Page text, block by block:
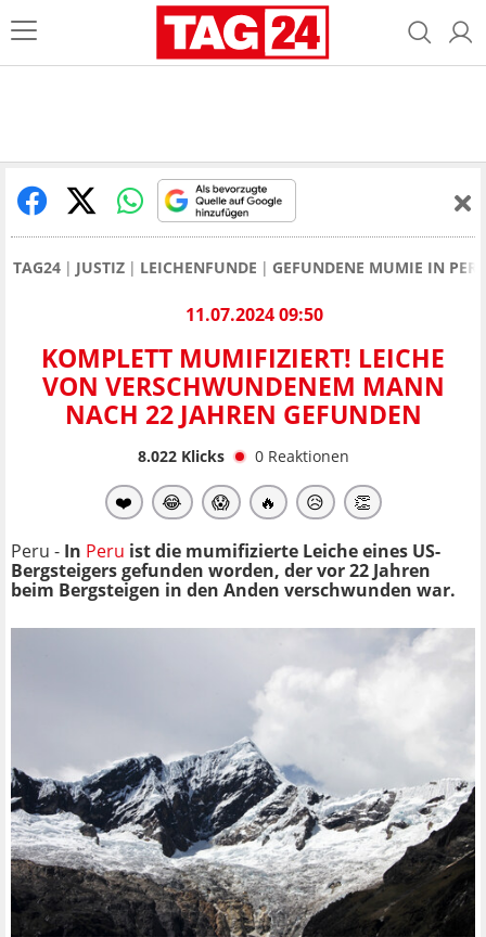
TAG24 JUSTIZ LEICHENFUNDE GEFUNDENE MUMIE IN
11.07.2024 09:50
KOMPLETT MUMIFIZIERT! LEICHE
VON VERSCHWUNDENEM MANN
NACH 22 JAHREN GEFUNDEN
8.022Klicks 0 Reaktionen
❤️ 😂 😱 🔥 😥 👏
Peru - In Peru ist die mumifizierte Leiche eines US-
Bergsteigers gefunden worden, der vor 22 Jahren
beim Bergsteigen in den Anden verschwunden war.